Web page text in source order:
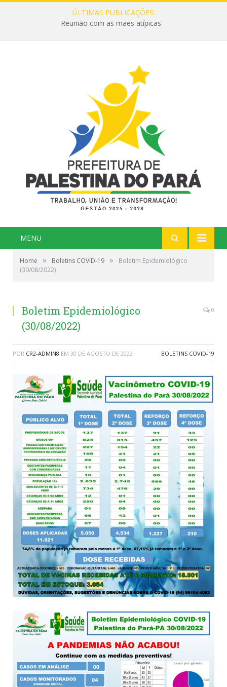
ÚLTIMAS PUBLICAÇÕES:
Reunião com as mães atípicas
MENU
Home » Boletins COVID-19 »
Boletim Epidemiológico
(30/08/2022)
Boletim Epidemiológico
(30/08/2022)
0
POR CR2-ADMIN8 EM 30 DE AGOSTO DE 2022 BOLETINS COVID-19